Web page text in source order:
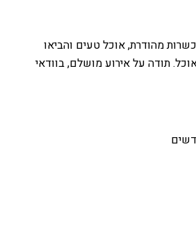
מהודרת, אוכל טעים והביאו
תודה על אירוע מושלם, בוודאי